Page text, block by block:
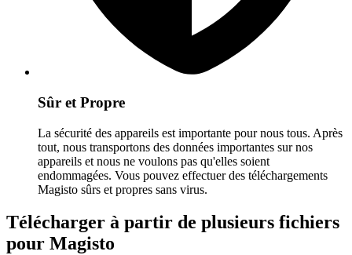
Sûr et Propre
La sécurité des appareils est importante pour nous tous. Après
tout, nous transportons des données importantes sur nos
appareils et nous ne voulons pas qu'elles soient
endommagées. Vous pouvez effectuer des téléchargements
Magisto sûrs et propres sans virus.
Télécharger à partir de plusieurs fichiers
pour Magisto